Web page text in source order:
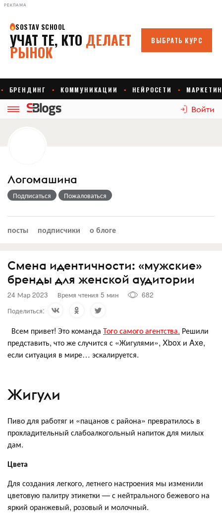
РЕКЛАМА
Войти
Логомашина
Подписаться Пожаловаться
посты подписчики о блоге
Смена идентичности: «мужские»
бренды для женской аудитории
24 Мар 2023 Время чтения 5 мин
682
Поделиться:
Всем привет! Это команда Того самого агентства. Решили
представить, что же случится с «Жигулями», Xbox и Axe,
если ситуация в мире… эскалируется.
Жигули
Пиво для работяг и «пацанов с района» превратилось в
прохладительный слабоалкогольный напиток для милых
дам.
Цвета
Для создания легкого, летнего настроения мы изменили
цветовую палитру этикетки — с нейтрального бежевого на
яркий оранжевый, розовый и молочный.